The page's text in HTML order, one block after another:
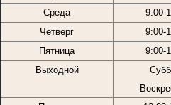
Среда
9:00-
Четверг
9:00-
Пятница
9:00-
Выходной